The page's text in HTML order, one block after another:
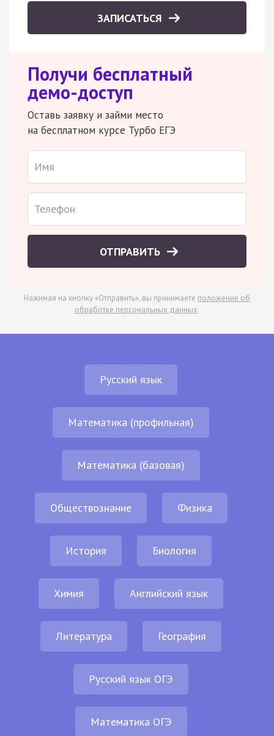
ЗАПИСАТЬСЯ
Получи бесплатный
демо-доступ
Оставь заявку и займи место
на бесплатном курсе Турбо ЕГЭ
ОТПРАВИТЬ
Нажимая на кнопку «Отправить», вы принимаете положение об
обработке персональных данных.
Русский язык
Математика (профильная)
Математика (базовая)
Обществознание Физика
История Биология
Химия Английский язык
Литература География
Русский язык ОГЭ
Математика ОГЭ